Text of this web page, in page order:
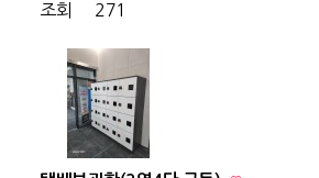
조회
271